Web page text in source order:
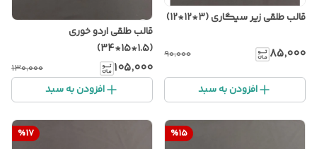
قالب طلقی زیر سیگاری (3*12*12)
۸۵٬۰۰۰ ۹۰٬۰۰۰
افزودن به سبد
قالب طلقی اردو خوری
(1.5*15*34)
۱۰۵٬۰۰۰ ۱۳۰٬۰۰۰
افزودن به سبد
%15
%17